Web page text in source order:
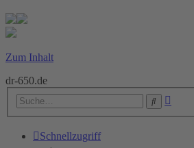
Zum Inhalt
dr-650.de
Suche
Schnellzugriff